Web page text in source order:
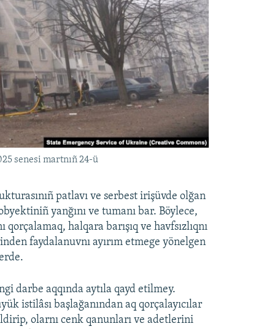
senesi martnıñ 24-ü
patlavı ve serbest irişüvde olğan
yanğını ve tumanı bar. Böylece,
halqara barışıq ve havfsızlıqnı
faydalanuvnı ayırım etmege yönelgen
darbe aqqında aytıla qayd etilmey.
istilâsı başlağanından aq qorçalayıcılar
olarnı cenk qanunları ve adetlerini